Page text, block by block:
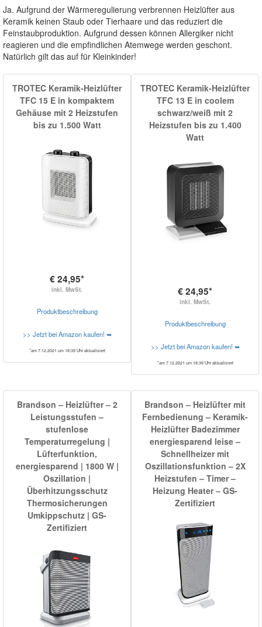
Ja. Aufgrund der Wärmeregulierung verbrennen Heizlüfter aus
Keramik keinen Staub oder Tierhaare und das reduziert die
Feinstaubproduktion. Aufgrund dessen können Allergiker nicht
reagieren und die empfindlichen Atemwege werden geschont.
Natürlich gilt das auf für Kleinkinder!
TROTEC Keramik-Heizlüfter
TFC 15 E in kompaktem
Gehäuse mit 2 Heizstufen
bis zu 1.500 Watt
€ 24,95*
inkl. MwSt.
Produktbeschreibung
>> Jetzt bei Amazon kaufen! ➥
*am 7.12.2021 um 18:39 Uhr aktualisiert
TROTEC Keramik-Heizlüfter
TFC 13 E in coolem
schwarz/weiß mit 2
Heizstufen bis zu 1.400
Watt
€ 24,95*
inkl. MwSt.
Produktbeschreibung
>> Jetzt bei Amazon kaufen! ➥
*am 7.12.2021 um 18:39 Uhr aktualisiert
Brandson – Heizlüfter – 2
Leistungsstufen –
stufenlose
Temperaturregelung |
Lüfterfunktion,
energiesparend | 1800 W |
Oszillation |
Überhitzungsschutz
Thermosicherungen
Umkippschutz | GS-
Zertifiziert
Brandson – Heizlüfter mit
Fernbedienung – Keramik-
Heizlüfter Badezimmer
energiesparend leise –
Schnellheizer mit
Oszillationsfunktion – 2X
Heizstufen – Timer –
Heizung Heater – GS-
Zertifiziert